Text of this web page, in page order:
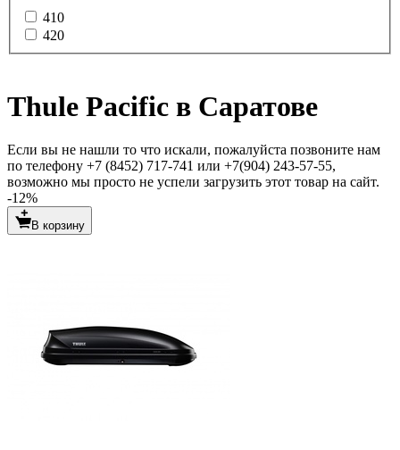
410
420
Thule Pacific в Саратове
Если вы не нашли то что искали, пожалуйста позвоните нам
по телефону +7 (8452) 717-741 или +7(904) 243-57-55,
возможно мы просто не успели загрузить этот товар на сайт.
-12%
В корзину